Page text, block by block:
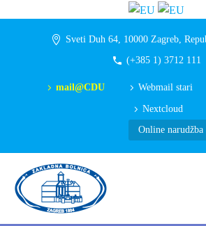
Sveti Duh 64, 10000 Zagreb,
(+385 1) 3712 111
mail@CDU Webmail stari
Nextcloud
Online narudžba